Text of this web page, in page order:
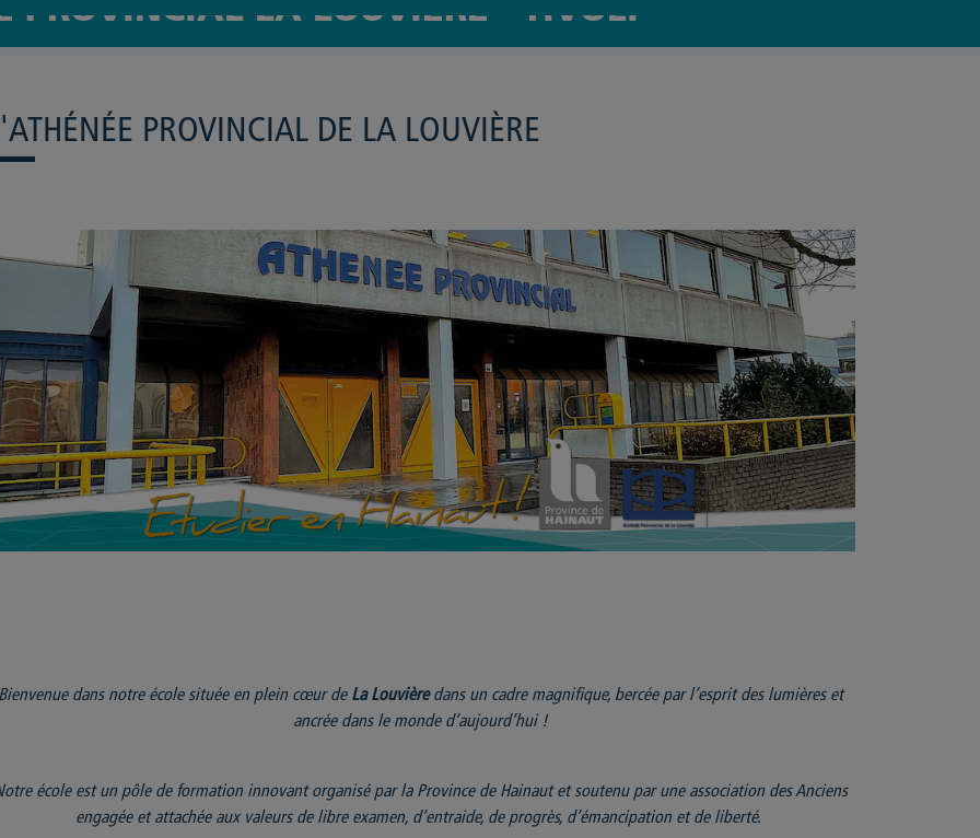
PROVINCIAL LA LOUVIÈRE - TIVOLI
PROVINCIAL DE LA LOUVIÈRE
Bienvenue dans notre école située en plein cœur de La Louvièredans un cadre magnifique, bercée par l’esprit des lumières et
ancrée dans le monde d’aujourd’hui !
école est un pôle de formation innovant organisé par la Province de Hainaut et soutenu par une association des Anciens
engagée et attachée aux valeurs de libre examen, d’entraide, de progrès, d’émancipation et de liberté.